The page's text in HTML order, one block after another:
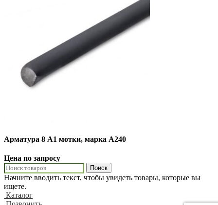
Арматура 8 А1 мотки, марка А240
Цена по запросу
Поиск
Начните вводить текст, чтобы увидеть товары, которые вы
ищете.
Каталог